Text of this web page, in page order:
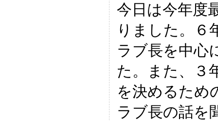
今日は今年度
りました。６
ラブ長を中心
た。また、３
を決めるため
ラブ長の話を